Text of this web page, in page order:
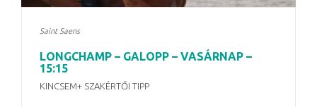
Saint Saens
LONGCHAMP – GALOPP – VASÁRNAP –
15:15
KINCSEM+ SZAKÉRTŐI TIPP